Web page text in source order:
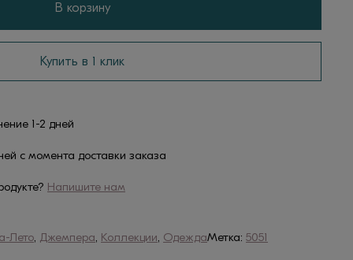
В корзину
Купить в 1 клик
1-2 дней
с момента доставки заказа
Напишите нам
Лето, Джемпера, Коллекции, ОдеждаМетка: 5051